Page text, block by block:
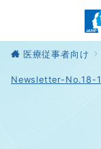
医療従事者向け
Newsletter-No.18-1